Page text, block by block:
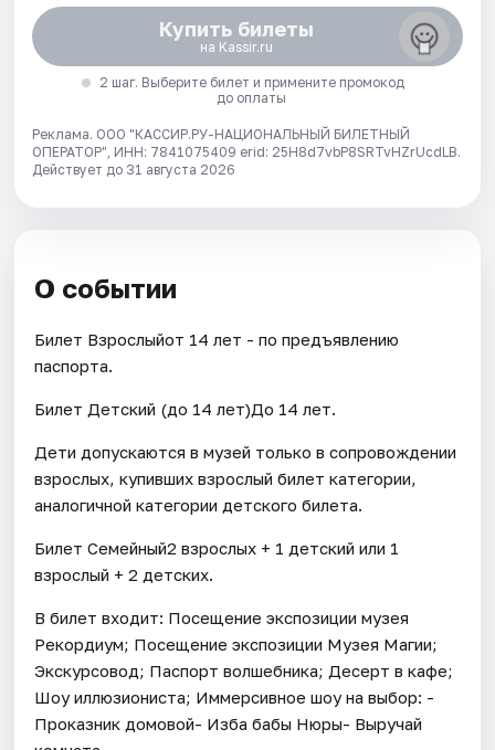
Купить билеты
на Kassir.ru
2 шаг. Выберите билет и примените промокод
до оплаты
Реклама. ООО "КАССИР.РУ-НАЦИОНАЛЬНЫЙ БИЛЕТНЫЙ
ОПЕРАТОР", ИНН: 7841075409 erid: 25H8d7vbP8SRTvHZrUcdLB.
Действует до 31 августа 2026
О событии
Билет Взрослыйот 14 лет - по предъявлению
паспорта.
Билет Детский (до 14 лет)До 14 лет.
Дети допускаются в музей только в сопровождении
взрослых, купивших взрослый билет категории,
аналогичной категории детского билета.
Билет Семейный2 взрослых + 1 детский или 1
взрослый + 2 детских.
В билет входит: Посещение экспозиции музея
Рекордиум; Посещение экспозиции Музея Магии;
Экскурсовод; Паспорт волшебника; Десерт в кафе;
Шоу иллюзиониста; Иммерсивное шоу на выбор: -
Проказник домовой- Изба бабы Нюры- Выручай